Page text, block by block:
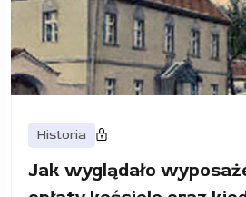
Historia
Jak wyglądało